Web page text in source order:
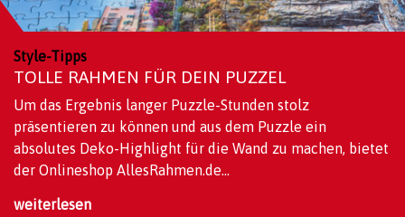
Style-Tipps
TOLLE RAHMEN FÜR DEIN PUZZEL
Um das Ergebnis langer Puzzle-Stunden stolz
präsentieren zu können und aus dem Puzzle ein
absolutes Deko-Highlight für die Wand zu machen, bietet
der Onlineshop AllesRahmen.de...
weiterlesen